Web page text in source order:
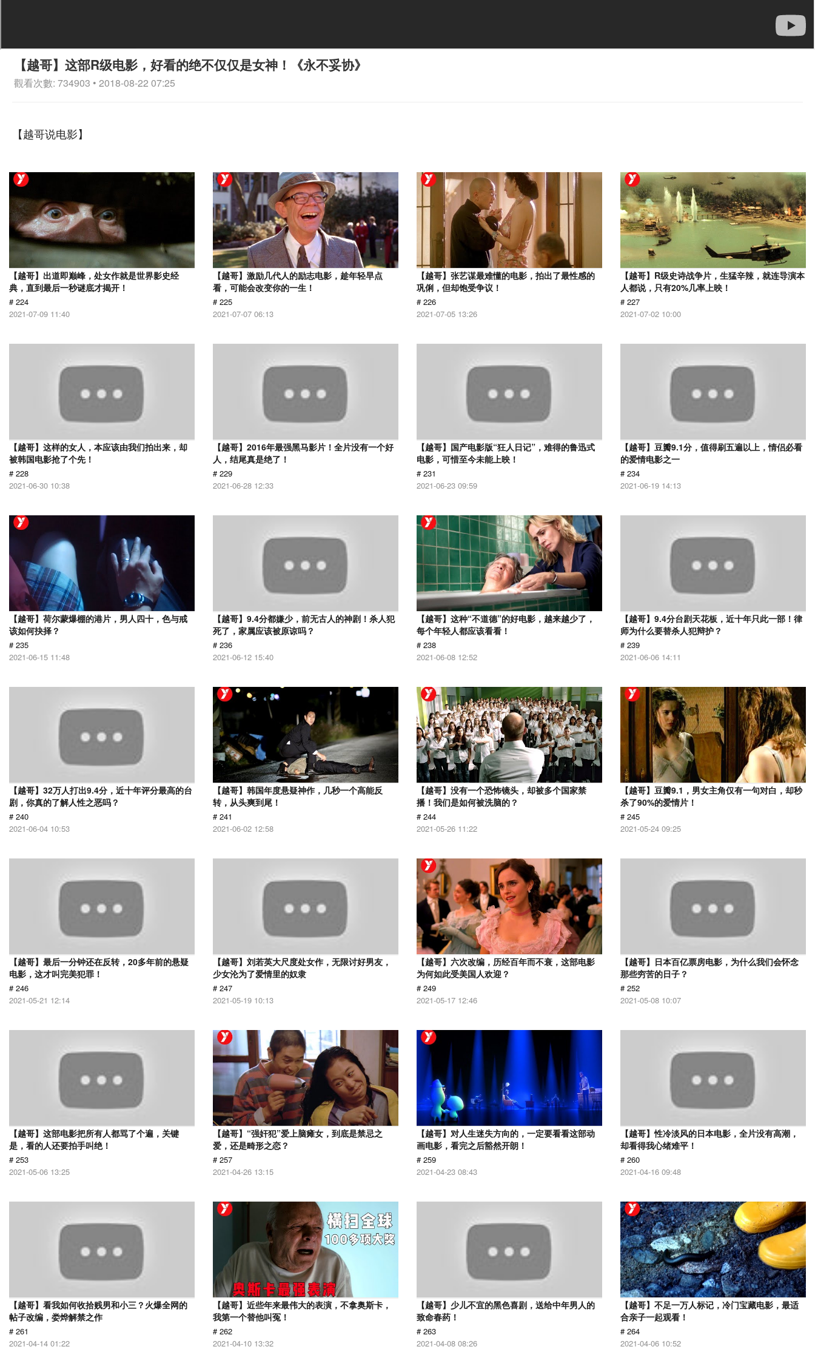
【越哥】这部R级电影，好看的绝不仅仅是女神！《永不妥协》
觀看次數: 734903 • 2018-08-22 07:25
【越哥说电影】
【越哥】出道即巅峰，处女作就是世界影史经
典，直到最后一秒谜底才揭开！
# 224
2021-07-09 11:40
【越哥】激励几代人的励志电影，趁年轻早点
看，可能会改变你的一生！
# 225
2021-07-07 06:13
【越哥】张艺谋最难懂的电影，拍出了最性感的
巩俐，但却饱受争议！
# 226
2021-07-05 13:26
【越哥】R级史诗战争片，生猛辛辣，就连导演本
人都说，只有20%几率上映！
# 227
2021-07-02 10:00
【越哥】这样的女人，本应该由我们拍出来，却
被韩国电影抢了个先！
# 228
2021-06-30 10:38
【越哥】2016年最强黑马影片！全片没有一个好
人，结尾真是绝了！
# 229
2021-06-28 12:33
【越哥】国产电影版“狂人日记”，难得的鲁迅式
电影，可惜至今未能上映！
# 231
2021-06-23 09:59
【越哥】豆瓣9.1分，值得刷五遍以上，情侣必看
的爱情电影之一
# 234
2021-06-19 14:13
【越哥】荷尔蒙爆棚的港片，男人四十，色与戒
该如何抉择？
# 235
2021-06-15 11:48
【越哥】9.4分都嫌少，前无古人的神剧！杀人犯
死了，家属应该被原谅吗？
# 236
2021-06-12 15:40
【越哥】这种“不道德”的好电影，越来越少了，
每个年轻人都应该看看！
# 238
2021-06-08 12:52
【越哥】9.4分台剧天花板，近十年只此一部！律
师为什么要替杀人犯辩护？
# 239
2021-06-06 14:11
【越哥】32万人打出9.4分，近十年评分最高的台
剧，你真的了解人性之恶吗？
# 240
2021-06-04 10:53
【越哥】韩国年度悬疑神作，几秒一个高能反
转，从头爽到尾！
# 241
2021-06-02 12:58
【越哥】没有一个恐怖镜头，却被多个国家禁
播！我们是如何被洗脑的？
# 244
2021-05-26 11:22
【越哥】豆瓣9.1，男女主角仅有一句对白，却秒
杀了90%的爱情片！
# 245
2021-05-24 09:25
【越哥】最后一分钟还在反转，20多年前的悬疑
电影，这才叫完美犯罪！
# 246
2021-05-21 12:14
【越哥】刘若英大尺度处女作，无限讨好男友，
少女沦为了爱情里的奴隶
# 247
2021-05-19 10:13
【越哥】六次改编，历经百年而不衰，这部电影
为何如此受美国人欢迎？
# 249
2021-05-17 12:46
【越哥】日本百亿票房电影，为什么我们会怀念
那些穷苦的日子？
# 252
2021-05-08 10:07
【越哥】这部电影把所有人都骂了个遍，关键
是，看的人还要拍手叫绝！
# 253
2021-05-06 13:25
【越哥】“强奸犯”爱上脑瘫女，到底是禁忌之
爱，还是畸形之恋？
# 257
2021-04-26 13:15
【越哥】对人生迷失方向的，一定要看看这部动
画电影，看完之后豁然开朗！
# 259
2021-04-23 08:43
【越哥】性冷淡风的日本电影，全片没有高潮，
却看得我心绪难平！
# 260
2021-04-16 09:48
【越哥】看我如何收拾贱男和小三？火爆全网的
帖子改编，娄烨解禁之作
# 261
2021-04-14 01:22
【越哥】近些年来最伟大的表演，不拿奥斯卡，
我第一个替他叫冤！
# 262
2021-04-10 13:32
【越哥】少儿不宜的黑色喜剧，送给中年男人的
致命春药！
# 263
2021-04-08 08:26
【越哥】不足一万人标记，冷门宝藏电影，最适
合亲子一起观看！
# 264
2021-04-06 10:52